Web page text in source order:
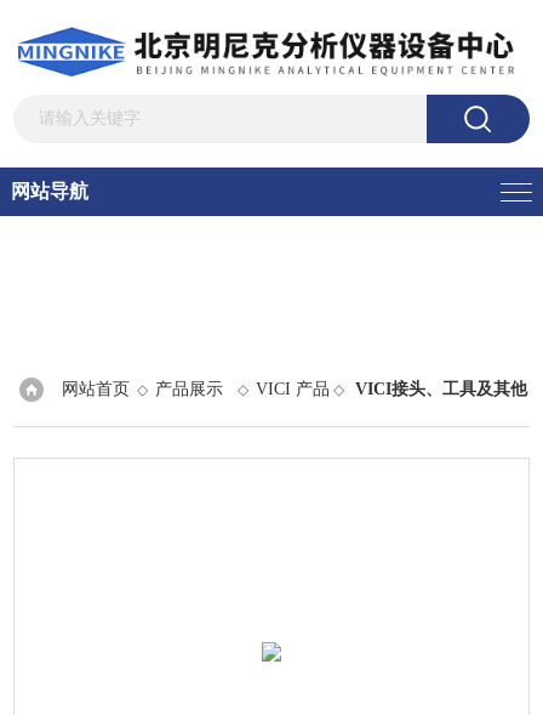
网站导航
网站首页 ◇ 产品展示 ◇ VICI 产品 ◇ VICI接头、工具及其他
产品> Mistral Evolution氮气发生器